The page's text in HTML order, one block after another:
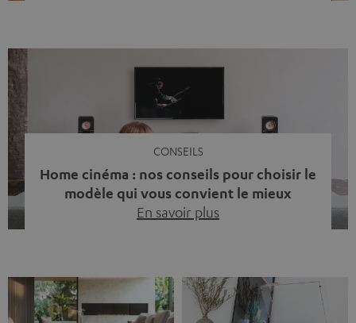
quelque chose qui reflète ce que représente Teufel :
célébrer le pouvoir du son et redonner quelque chose à
la société. La musique fait bien plus que simplement
sonner bien. […]
CONSEILS
Home cinéma : nos conseils pour choisir le
modèle qui vous convient le mieux
En savoir plus
dialogue est couvert par un bruit de fond… et adieu
l’immersion. Rassurez-vous, on a tous vécu ça. Mais la